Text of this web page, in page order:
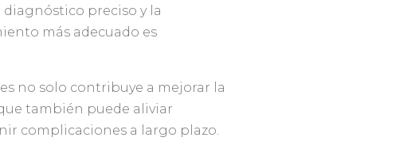
preciso y la
más adecuado es
no solo contribuye a mejorar la
también puede aliviar
complicaciones a largo plazo.